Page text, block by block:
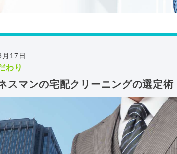
17日
わり
スマンの宅配クリーニングの選定術